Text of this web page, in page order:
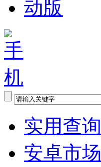
实用查询
安卓市场